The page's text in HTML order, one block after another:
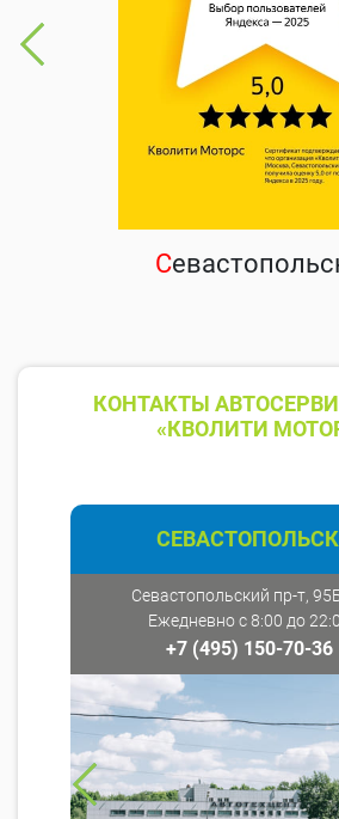
С
КОНТАКТЫ
«КВОЛИТИ
Севастопольский пр-т,
Ежедневно с 8:00 до
+7 (495) 150-70-36